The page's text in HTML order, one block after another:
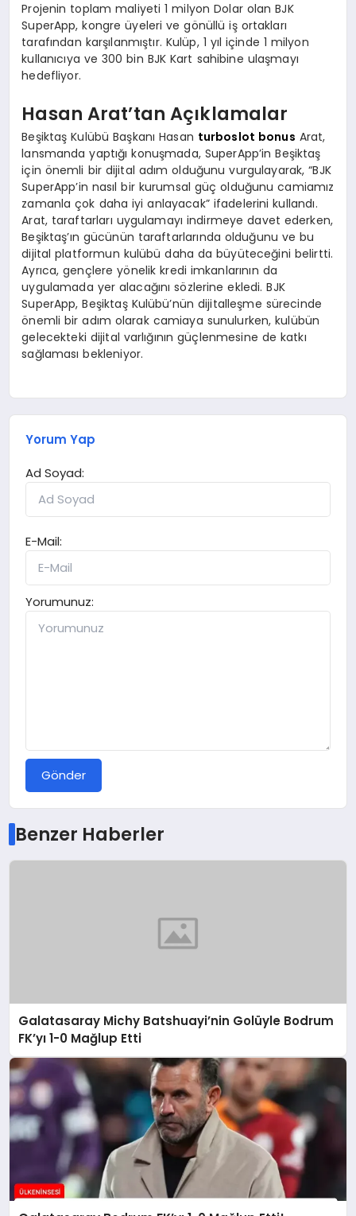
Projenin toplam maliyeti 1 milyon Dolar olan BJK
SuperApp, kongre üyeleri ve gönüllü iş ortakları
tarafından karşılanmıştır. Kulüp, 1 yıl içinde 1 milyon
kullanıcıya ve 300 bin BJK Kart sahibine ulaşmayı
hedefliyor.
Hasan Arat’tan Açıklamalar
Beşiktaş Kulübü Başkanı Hasan turboslot bonus Arat,
lansmanda yaptığı konuşmada, SuperApp’in Beşiktaş
için önemli bir dijital adım olduğunu vurgulayarak, “BJK
SuperApp’in nasıl bir kurumsal güç olduğunu camiamız
zamanla çok daha iyi anlayacak” ifadelerini kullandı.
Arat, taraftarları uygulamayı indirmeye davet ederken,
Beşiktaş’ın gücünün taraftarlarında olduğunu ve bu
dijital platformun kulübü daha da büyüteceğini belirtti.
Ayrıca, gençlere yönelik kredi imkanlarının da
uygulamada yer alacağını sözlerine ekledi. BJK
SuperApp, Beşiktaş Kulübü’nün dijitalleşme sürecinde
önemli bir adım olarak camiaya sunulurken, kulübün
gelecekteki dijital varlığının güçlenmesine de katkı
sağlaması bekleniyor.
Yorum Yap
Ad Soyad:
E-Mail:
Yorumunuz:
Gönder
Benzer Haberler
Galatasaray Michy Batshuayi’nin Golüyle Bodrum
FK’yı 1-0 Mağlup Etti